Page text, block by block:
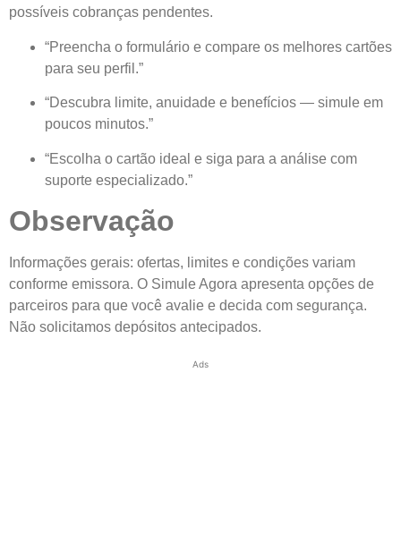
possíveis cobranças pendentes.
“Preencha o formulário e compare os melhores cartões
para seu perfil.”
“Descubra limite, anuidade e benefícios — simule em
poucos minutos.”
“Escolha o cartão ideal e siga para a análise com
suporte especializado.”
Observação
Informações gerais: ofertas, limites e condições variam
conforme emissora. O Simule Agora apresenta opções de
parceiros para que você avalie e decida com segurança.
Não solicitamos depósitos antecipados.
Ads